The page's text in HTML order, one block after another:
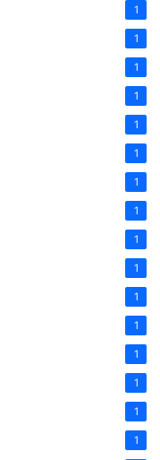
1
1
1
1
1
1
1
1
1
1
1
1
1
1
1
1